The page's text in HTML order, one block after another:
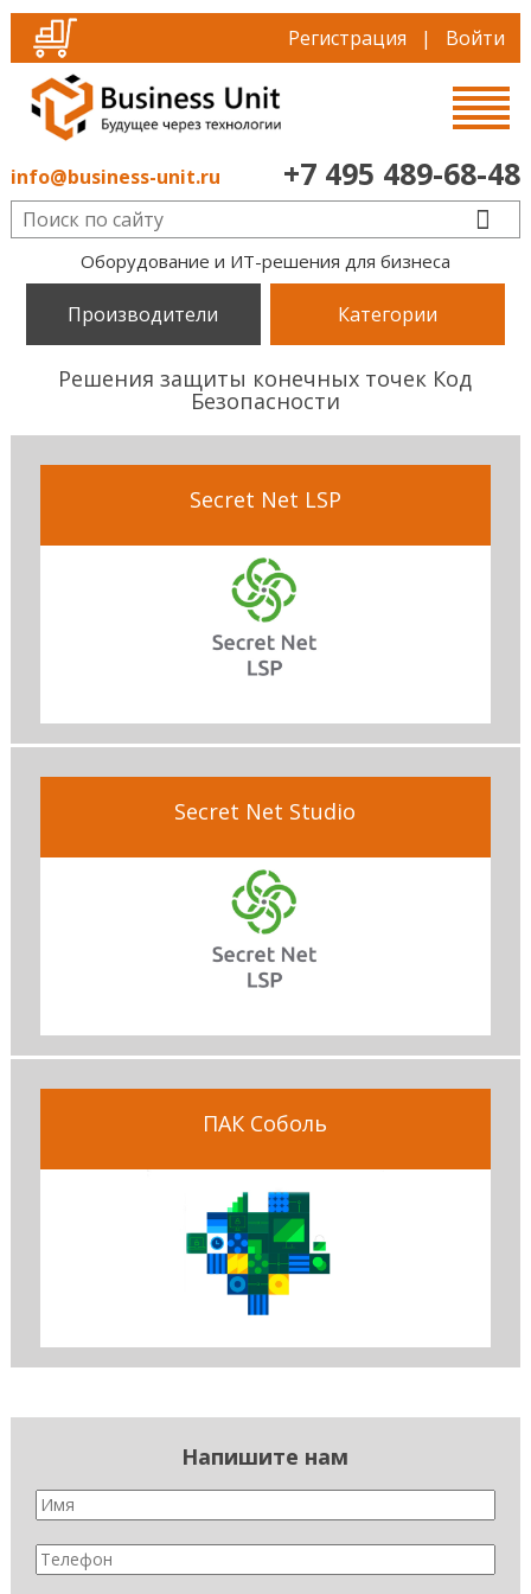
Регистрация | Войти
info@business-unit.ru +7 495 489-68-48
Оборудование и ИТ-решения для бизнеса
Производители Категории
Решения защиты конечных точек Код
Безопасности
Secret Net LSP
Secret Net Studio
ПАК Соболь
Напишите нам